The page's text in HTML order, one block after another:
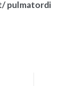
pulmatordi